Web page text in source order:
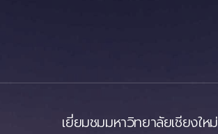
เยี่ยมชมมหาวิทยาลัยเชียงใหม่